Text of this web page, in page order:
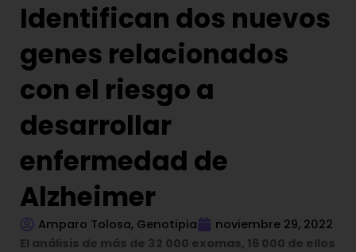
Identifican dos nuevos
genes relacionados
con el riesgo a
desarrollar
enfermedad de
Alzheimer
Amparo Tolosa, Genotipia
noviembre 29, 2022
El análisis de más de 32 000 exomas, 16 000 de ellos